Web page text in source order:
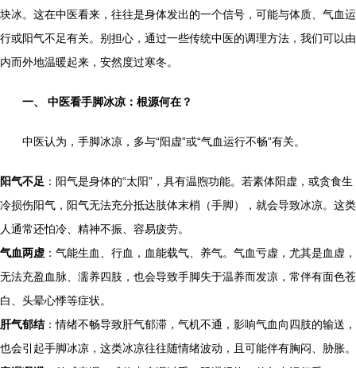
块冰。这在中医看来，往往是身体发出的一个信号，可能与体质、气血运
行或阳气不足有关。别担心，通过一些传统中医的调理方法，我们可以由
内而外地温暖起来，安然度过寒冬。
一、 中医看手脚冰凉：根源何在？
中医认为，手脚冰凉，多与“阳虚”或“气血运行不畅”有关。
阳气不足 ：阳气是身体的“太阳”，具有温煦功能。若素体阳虚，或贪食生
冷损伤阳气，阳气无法充分抵达肢体末梢（手脚），就会导致冰凉。这类
人通常还怕冷、精神不振、容易疲劳。
气血两虚 ：气能生血、行血，血能载气、养气。气血亏虚，尤其是血虚，
无法充盈血脉、濡养四肢，也会导致手脚失于温养而发凉，常伴有面色苍
白、头晕心悸等症状。
肝气郁结：情绪不畅导致肝气郁滞，气机不通，影响气血向四肢的输送，
也会引起手脚冰凉，这类冰凉往往随情绪波动，且可能伴有胸闷、胁胀。